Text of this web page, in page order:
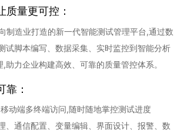
质量更可控：
制造业打造的新一代智能测试管理平台,通过数
试脚本编写、数据采集、实时监控到智能分析
助力企业构建高效、可靠的质量管控体系。
靠：
动端多终端访问,随时随地掌控测试进度
、通信配置、变量编辑、界面设计、报警、数